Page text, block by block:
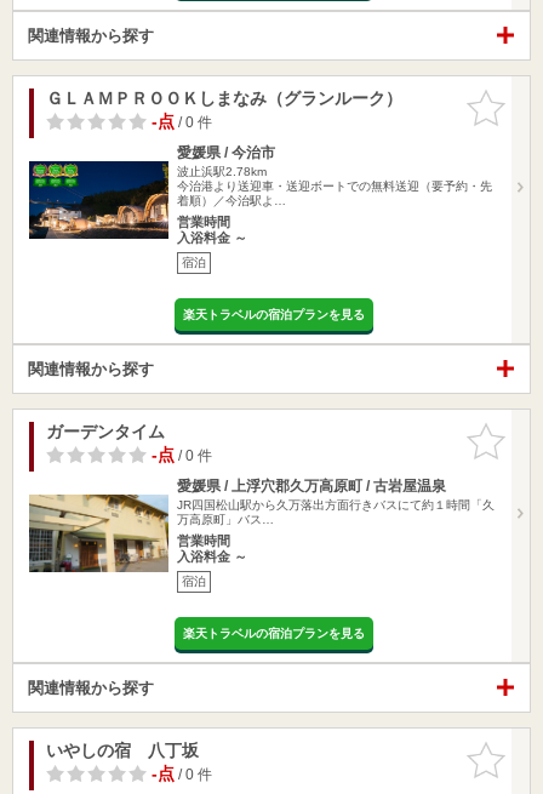
関連情報から探す
お気に入
りに追加
ＧＬＡＭＰＲＯＯＫしまなみ（グランルーク）
-点/ 0 件
愛媛県 / 今治市
波止浜駅2.78km
今治港より送迎車・送迎ボートでの無料送迎（要予約・先
着順）／今治駅よ…
営業時間
入浴料金 ～
宿泊
楽天トラベルの宿泊プランを見る
関連情報から探す
お気に入
りに追加
ガーデンタイム
-点/ 0 件
愛媛県 / 上浮穴郡久万高原町 / 古岩屋温泉
JR四国松山駅から久万落出方面行きバスにて約１時間「久
万高原町」バス…
営業時間
入浴料金 ～
宿泊
楽天トラベルの宿泊プランを見る
関連情報から探す
お気に入
りに追加
いやしの宿 八丁坂
-点/ 0 件